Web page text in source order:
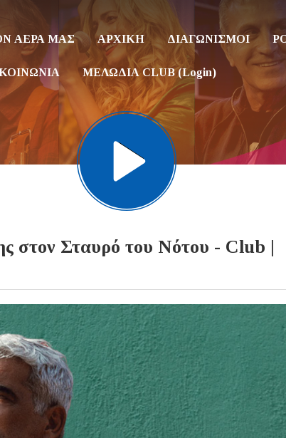
ΑΕΡΑ ΜΑΣ ΑΡΧΙΚΗ ΔΙΑΓΩΝΙΣΜΟΙ
ΜΕΛΩΔΙΑ CLUB (Login)
Σταυρό του Νότου - Club |